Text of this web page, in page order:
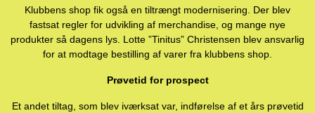
Klubbens shop fik også en tiltrængt modernisering. Der blev
fastsat regler for udvikling af merchandise, og mange nye
produkter så dagens lys. Lotte ”Tinitus” Christensen blev ansvarlig
for at modtage bestilling af varer fra klubbens shop.
Prøvetid for prospect
Et andet tiltag, som blev iværksat var, indførelse af et års prøvetid